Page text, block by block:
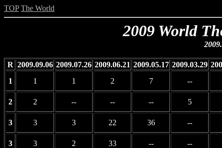
TOP The World
2009 World
R 2009.09.06 2009.07.26 2009.06.21 2009.05.17 2009.03.29
1
1 1 2 7 --
2 2 -- -- -- 5
3 3 3 22 36 --
3 3 2 33 -- --